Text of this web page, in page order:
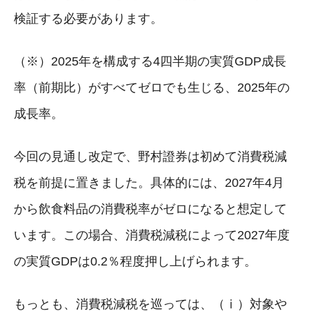
検証する必要があります。
（※）2025年を構成する4四半期の実質GDP成長
率（前期比）がすべてゼロでも生じる、2025年の
成長率。
今回の見通し改定で、野村證券は初めて消費税減
税を前提に置きました。具体的には、2027年4月
から飲食料品の消費税率がゼロになると想定して
います。この場合、消費税減税によって2027年度
の実質GDPは0.2％程度押し上げられます。
もっとも、消費税減税を巡っては、（ⅰ）対象や